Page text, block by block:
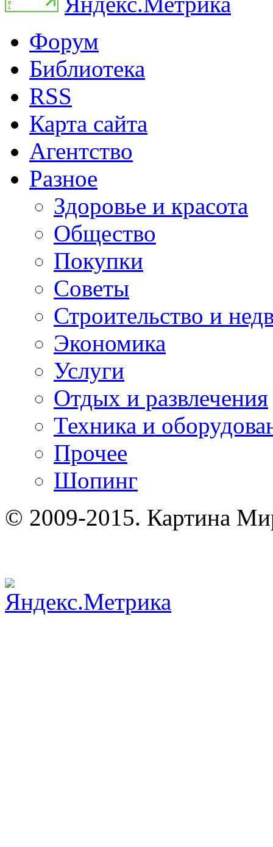
Форум
Библиотека
RSS
Карта сайта
Агентство
Разное
Здоровье и красота
Общество
Покупки
Советы
Строительство и
Экономика
Услуги
Отдых и развлечения
Техника и
Прочее
Шопинг
© 2009-2015. Картина